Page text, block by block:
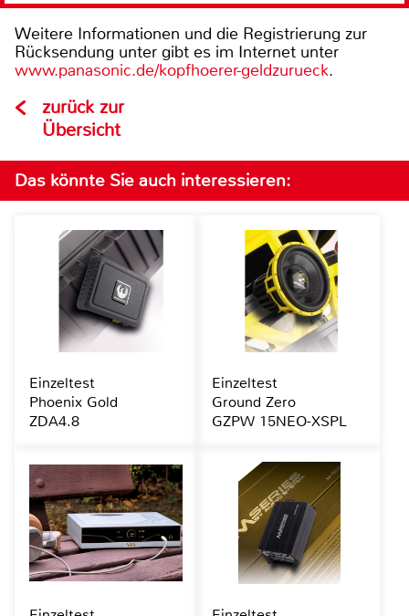
Weitere Informationen und die Registrierung zur
Rücksendung unter gibt es im Internet unter
www.panasonic.de/kopfhoerer-geldzurueck.
zurück zur
Übersicht
Das könnte Sie auch interessieren:
Einzeltest
Phoenix Gold
ZDA4.8
Einzeltest
Ground Zero
GZPW 15NEO-XSPL